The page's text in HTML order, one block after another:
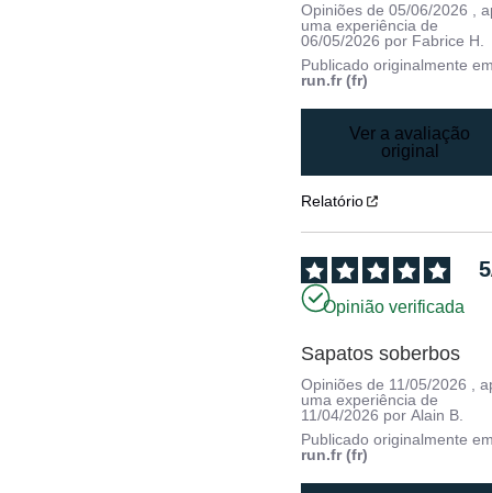
Opiniões de05/06/2026
,
uma experiência de
06/05/2026 por Fabrice H.
Publicado originalmente
run.fr (fr)
Ver a avaliação
original
Relatório
5
Opinião verificada
Sapatos soberbos
Opiniões de 11/05/2026 ,
uma experiência de
11/04/2026 porAlain B.
Publicado originalmente
run.fr (fr)